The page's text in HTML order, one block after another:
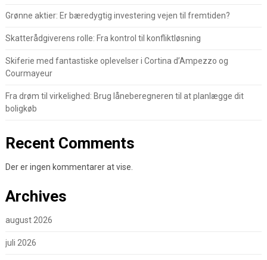
Grønne aktier: Er bæredygtig investering vejen til fremtiden?
Skatterådgiverens rolle: Fra kontrol til konfliktløsning
Skiferie med fantastiske oplevelser i Cortina d’Ampezzo og
Courmayeur
Fra drøm til virkelighed: Brug låneberegneren til at planlægge dit
boligkøb
Recent Comments
Der er ingen kommentarer at vise.
Archives
august 2026
juli 2026